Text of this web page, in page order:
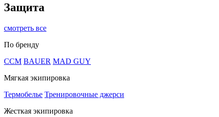
Защита
смотреть все
По бренду
CCM BAUER MAD GUY
Мягкая экипировка
Термобелье Тренировочные джерси
Жесткая экипировка